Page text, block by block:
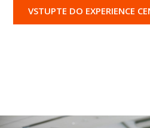
VSTUPTE DO EXPERIENCE